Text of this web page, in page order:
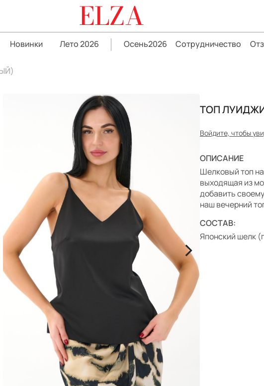
ELZA
Новинки Лето 2026 Осень2026 Сотрудничество
>
ТОП
Войдите, чтобы
ОПИСАНИЕ
Шелковый топ
выходящая из
добавить
наш вечерний
СОСТАВ:
Японский шелк